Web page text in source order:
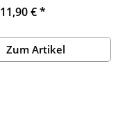
11,90 €*
Zum Artikel